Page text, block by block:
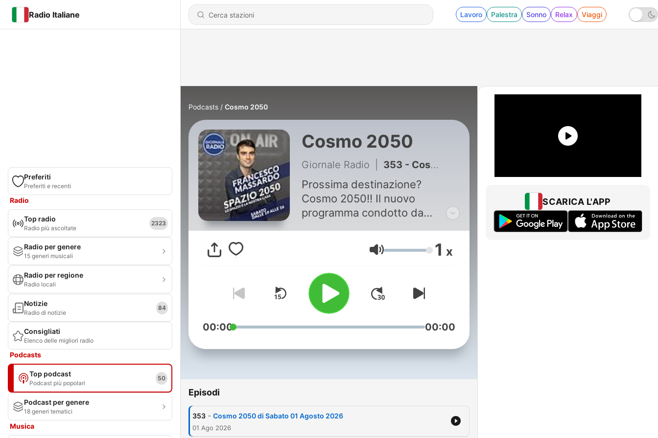
Radio Italiane Lavoro Palestra Sonno Relax Viaggi
Preferiti
Preferiti e recenti
Radio
Top radio
Radio più ascoltate
2323
Radio per genere
15 generi musicali
Radio per regione
Radio locali
Notizie
Radio di notizie
84
Consigliati
Elenco delle migliori radio
Podcasts
Top podcast
Podcast più popolari
50
Podcast per genere
18 generi tematici
Musica
Podcasts Cosmo 2050
Cosmo 2050
Giornale Radio 353 - Cosmo 2050 di Sabato 01 Agosto 2026
Prossima destinazione?
Cosmo 2050!! Il nuovo
programma condotto da
gli amanti della scienza,
dell'astronomia, della
weekend ascoltaci su Giornale
Radio: sabato alle 14 e
domenica alle 20, oppure in
formato podcast su tutte le
appassionati... Non perdete
del mese!! Salite a bordo della
connessi per tante novità!!
Cosmo 2050 è una produzione
Volume 1 x
00:00 00:00
Episodi
353 - Cosmo 2050 di Sabato 01 Agosto 2026
01 Ago 2026
SCARICA L'APP